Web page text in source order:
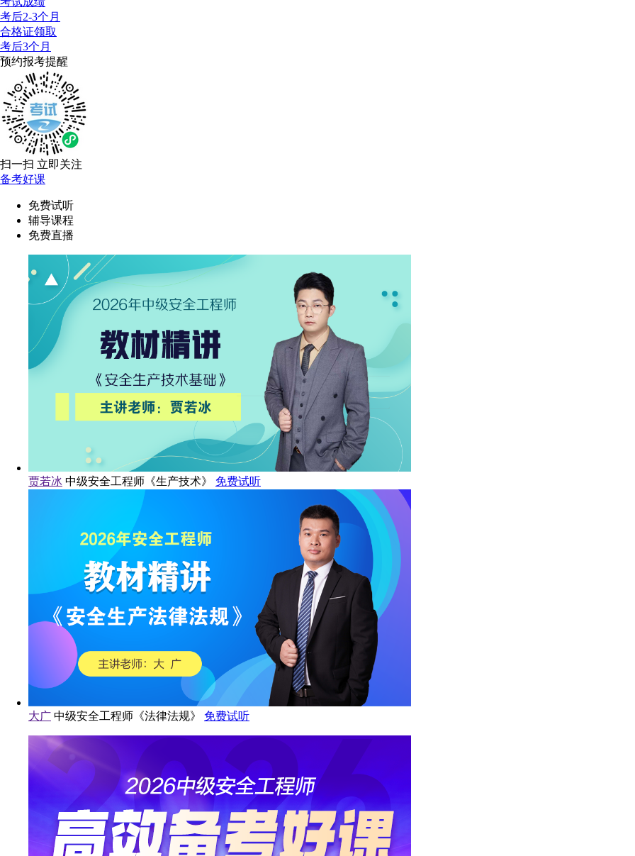
考后2-3个月
合格证领取
考后3个月
预约报考提醒
扫一扫 立即关注
备考好课
免费试听
辅导课程
免费直播
贾若冰 中级安全工程师《生产技术》 免费试听
大广 中级安全工程师《法律法规》 免费试听